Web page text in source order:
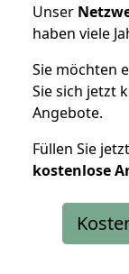
Unser
haben viele
Sie möchten
Sie sich jetzt
Angebote.
Füllen Sie
kostenlose